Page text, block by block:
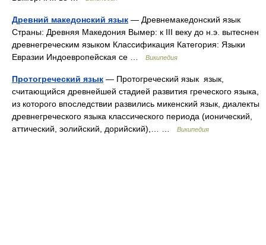
Древний македонский язык — Древнемакедонский язык
Страны: Древняя Македония Вымер: к III веку до н.э. вытеснен
древнегреческим языком Классификация Категория: Языки
Евразии Индоевропейская се …
Википедия
Протогреческий язык — Протогреческий язык язык,
считающийся древнейшей стадией развития греческого языка,
из которого впоследствии развились микенский язык, диалекты
древнегреческого языка классического периода (ионический,
аттический, эолийский, дорийский),… …
Википедия